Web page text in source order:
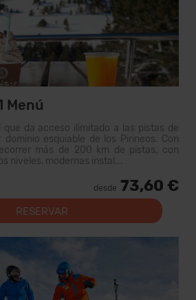
Menú
que da acceso ilimitado a las pistas de
dominio esquiable de los Pirineos. Con
más de 200 km de pistas, con
niveles, modernas instal...
desde 73,60 €
RESERVAR